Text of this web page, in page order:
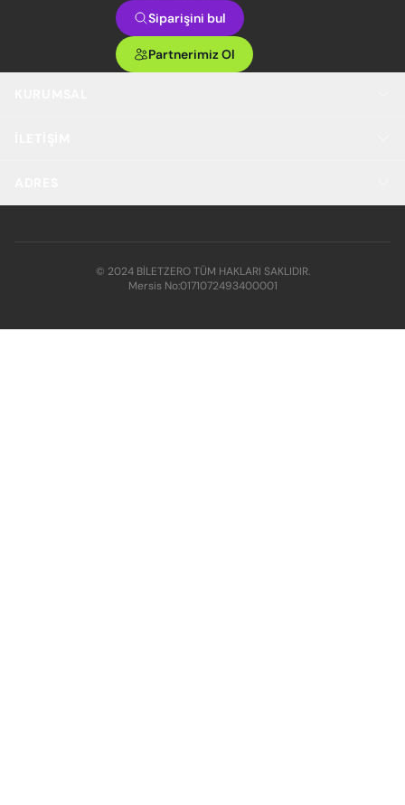
Siparişini bul
Partnerimiz Ol
© 2024 BİLETZERO TÜM HAKLARI SAKLIDIR.
Mersis No:0171072493400001